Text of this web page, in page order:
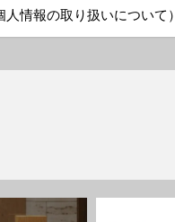
情報の取り扱いについて）